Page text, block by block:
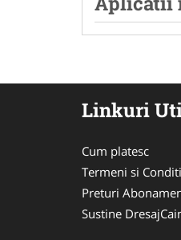
Linkuri
Cum platesc
Termeni si
Preturi
Sustine